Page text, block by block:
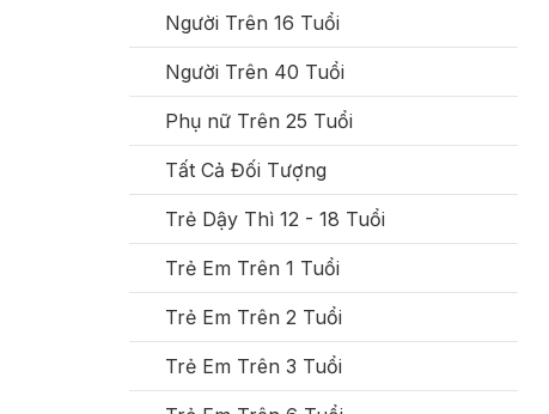
Người Trên 16 Tuổi
Người Trên 40 Tuổi
Phụ nữ Trên 25 Tuổi
Tất Cả Đối Tượng
Trẻ Dậy Thì 12 - 18 Tuổi
Trẻ Em Trên 1 Tuổi
Trẻ Em Trên 2 Tuổi
Trẻ Em Trên 3 Tuổi